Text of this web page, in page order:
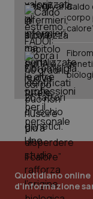
Caldo
corpo
Quotidiano online
d'informazione
PHPSESSID